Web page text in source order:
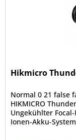
Hikmicro
Normal 0 21 false
HIKMICRO
Ungekühlter
Ionen-Akku-